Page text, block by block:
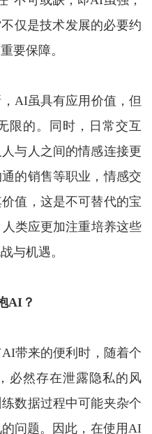
仅是技术发展的必要约
要保障。
AI虽具有应用价值，但
限的。同时，日常交互
与人之间的情感连接更
的销售等职业，情感交
值，这是不可替代的宝
类应更加注重培养这些
与机遇。
AI ？
带来的便利时，随着个
必然存在泄露隐私的风
数据过程中可能夹杂个
问题。因此，在使用AI